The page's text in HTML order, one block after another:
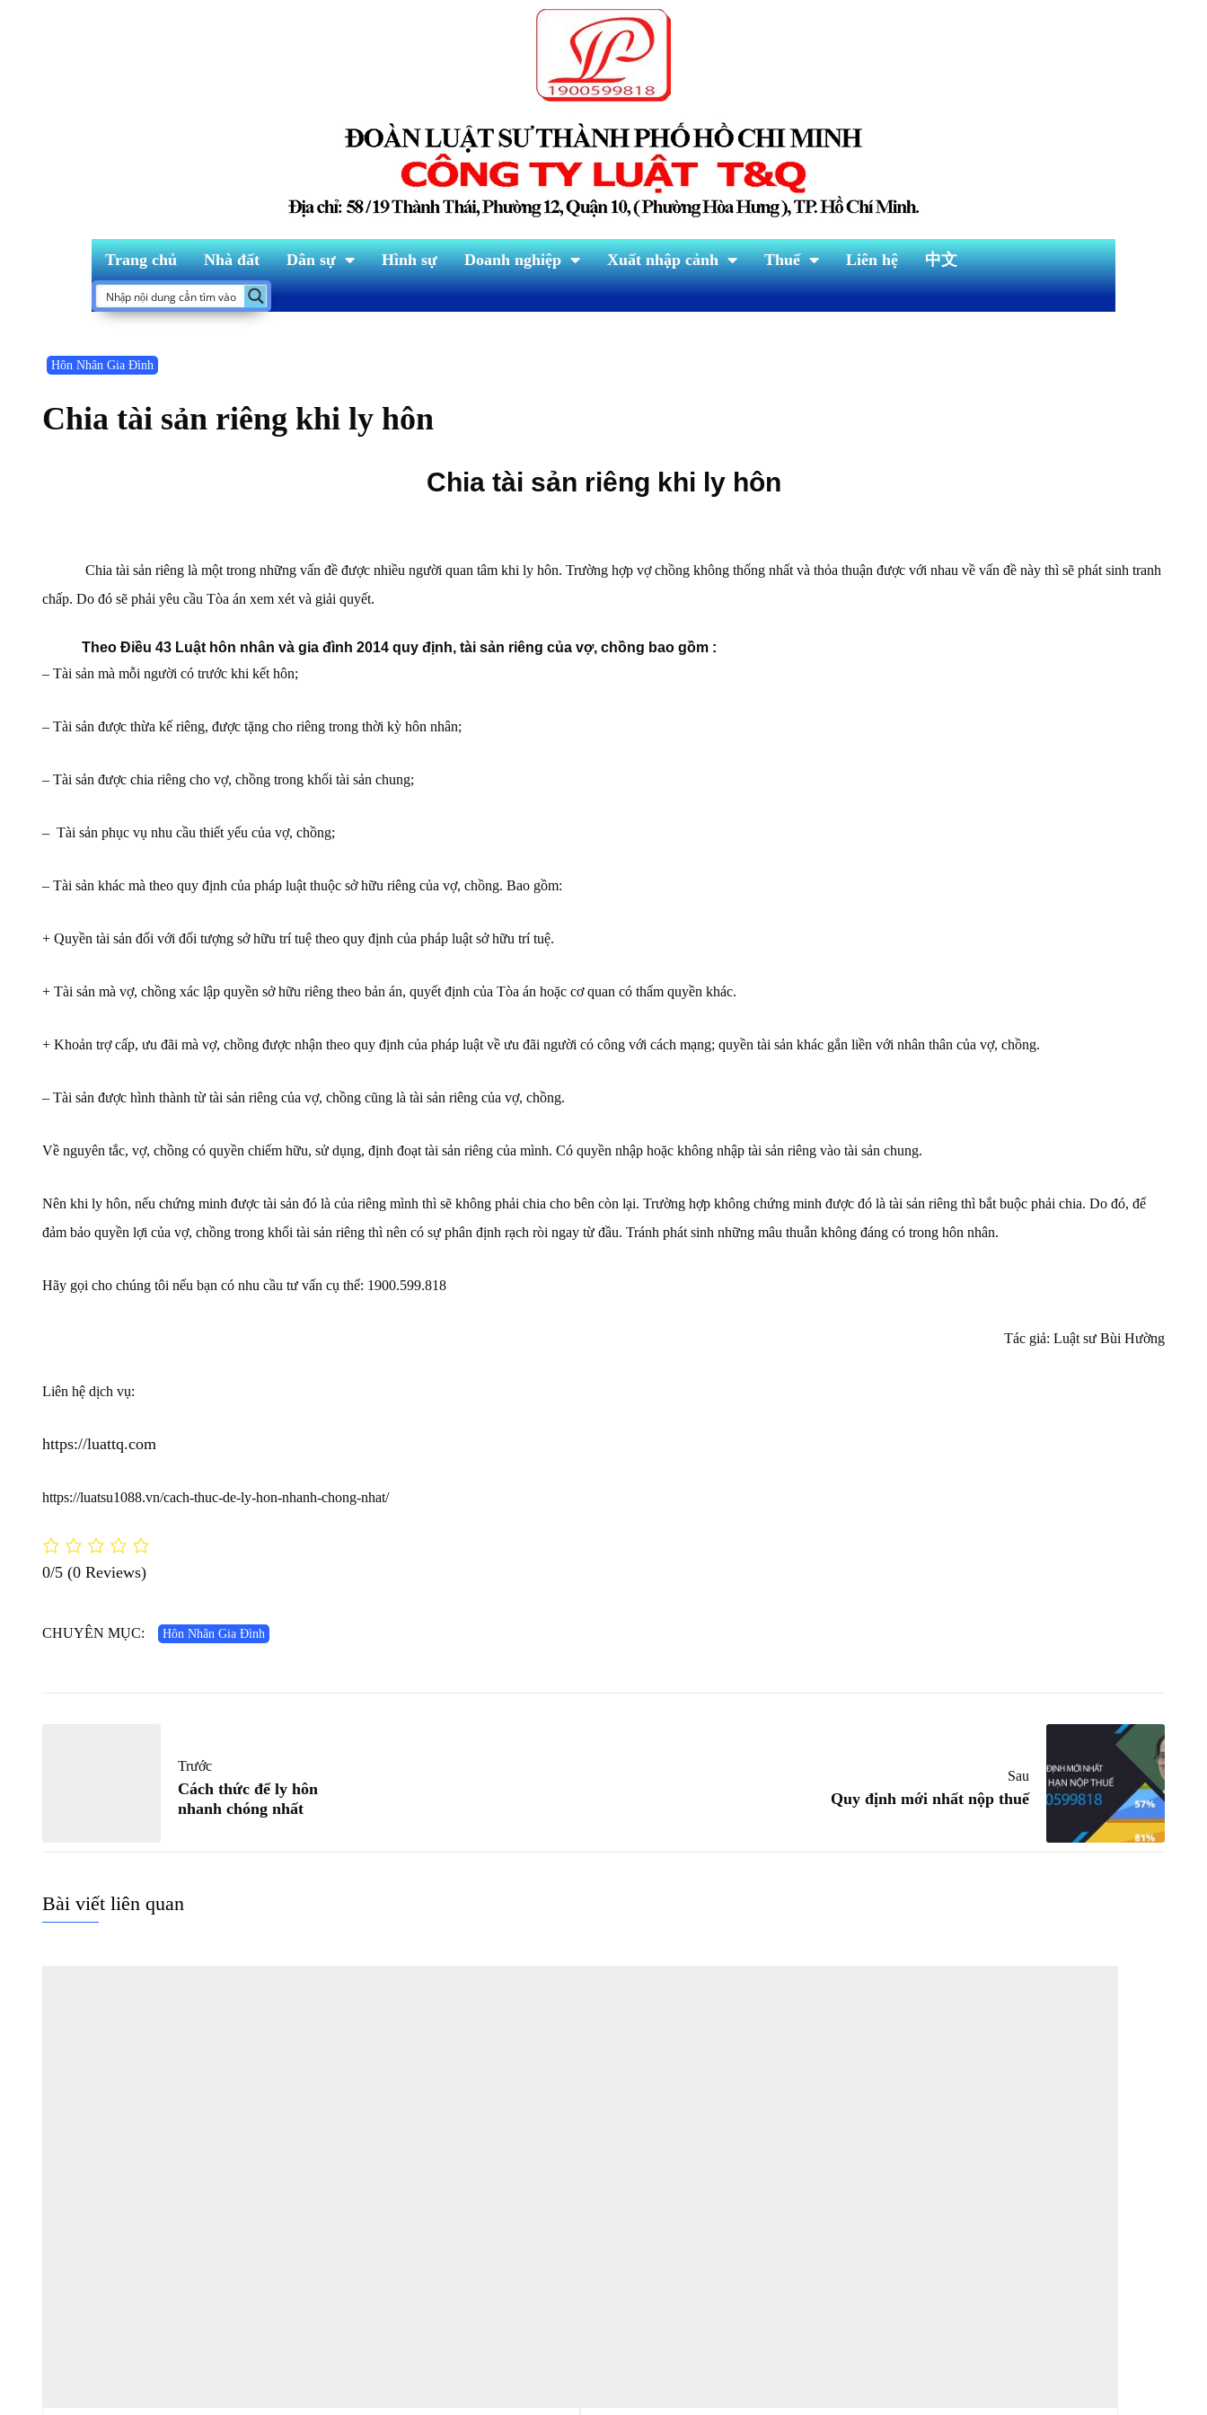
Trang chủ Nhà đất Dân sự Hình sự Doanh nghiệp Xuất nhập cảnh Thuế Liên hệ 中文
Hôn Nhân Gia Đình
Chia tài sản riêng khi ly hôn
Chia tài sản riêng khi ly hôn
Chia tài sản riêng là một trong những vấn đề được nhiều người quan tâm khi ly hôn. Trường hợp vợ chồng không thống nhất và thỏa thuận được với nhau về vấn đề này thì sẽ phát sinh tranh
chấp. Do đó sẽ phải yêu cầu Tòa án xem xét và giải quyết.
Theo Điều 43 Luật hôn nhân và gia đình 2014 quy định, tài sản riêng của vợ, chồng bao gồm :
– Tài sản mà mỗi người có trước khi kết hôn;
– Tài sản được thừa kế riêng, được tặng cho riêng trong thời kỳ hôn nhân;
– Tài sản được chia riêng cho vợ, chồng trong khối tài sản chung;
– Tài sản phục vụ nhu cầu thiết yếu của vợ, chồng;
– Tài sản khác mà theo quy định của pháp luật thuộc sở hữu riêng của vợ, chồng. Bao gồm:
+ Quyền tài sản đối với đối tượng sở hữu trí tuệ theo quy định của pháp luật sở hữu trí tuệ.
+ Tài sản mà vợ, chồng xác lập quyền sở hữu riêng theo bản án, quyết định của Tòa án hoặc cơ quan có thẩm quyền khác.
+ Khoản trợ cấp, ưu đãi mà vợ, chồng được nhận theo quy định của pháp luật về ưu đãi người có công với cách mạng; quyền tài sản khác gắn liền với nhân thân của vợ, chồng.
– Tài sản được hình thành từ tài sản riêng của vợ, chồng cũng là tài sản riêng của vợ, chồng.
Về nguyên tắc, vợ, chồng có quyền chiếm hữu, sử dụng, định đoạt tài sản riêng của mình. Có quyền nhập hoặc không nhập tài sản riêng vào tài sản chung.
Nên khi ly hôn, nếu chứng minh được tài sản đó là của riêng mình thì sẽ không phải chia cho bên còn lại. Trường hợp không chứng minh được đó là tài sản riêng thì bắt buộc phải chia. Do đó, để
đảm bảo quyền lợi của vợ, chồng trong khối tài sản riêng thì nên có sự phân định rạch ròi ngay từ đầu. Tránh phát sinh những mâu thuẫn không đáng có trong hôn nhân.
Hãy gọi cho chúng tôi nếu bạn có nhu cầu tư vấn cụ thể: 1900.599.818
Tác giả: Luật sư Bùi Hường
Liên hệ dịch vụ:
https://luattq.com
https://luatsu1088.vn/cach-thuc-de-ly-hon-nhanh-chong-nhat/
0/5 (0 Reviews)
CHUYÊN MỤC: Hôn Nhân Gia Đình
Trước
Cách thức để ly hôn
nhanh chóng nhất
Sau
Quy định mới nhất nộp thuế
Bài viết liên quan